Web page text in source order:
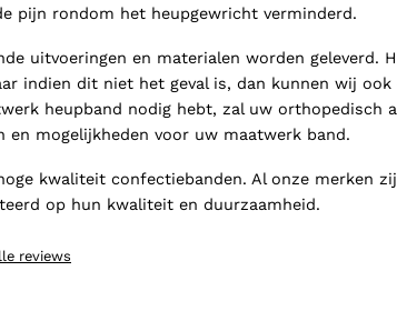
pijn rondom het heupgewricht verminderd.
uitvoeringen en materialen worden geleverd.
indien dit niet het geval is, dan kunnen wij ook
heupband nodig hebt, zal uw orthopedisch
en mogelijkheden voor uw maatwerk band.
kwaliteit confectiebanden. Al onze merken
op hun kwaliteit en duurzaamheid.
reviews